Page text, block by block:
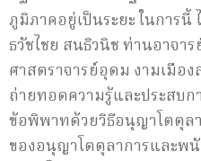
ภูมิภาคอยู่เป็นระยะ ในการนี้
ธวัชไชย สนธิวนิช ท่านอาจา
ศาสตราจารย์อุดม งามเมือ
ถ่ายทอดความรู้และประสบก
ข้อพิพาทด้วยวิธีอนุญาโตตุล
ของอนุญาโตตุลาการและพ